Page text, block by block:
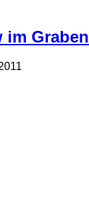
im Graben